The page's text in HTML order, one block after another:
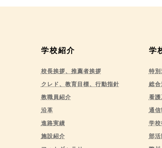
学校紹介
校長挨拶、推薦者挨拶
クレド、教育目標、行動指針
教職員紹介
沿革
進路実績
施設紹介
学
特別
総合
看護
通信
学校
部活